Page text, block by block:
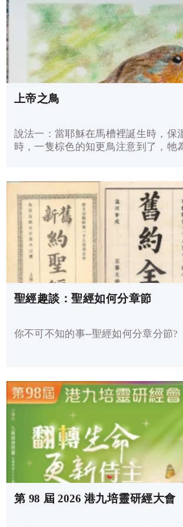
上帝之鳥
說法一：當耶穌在馬槽裡誕生時，保
時，一隻棕色的知更鳥注意到了，牠
傳到的下一代🗣️🗣️🗣️ 說法二：當耶穌被釘在十字架上時，知
更鳥從他的棘冠上拔走一根刺，並試
他的痛苦；知更鳥不斷徘徊在耶穌身
鳥的身上，從此牠的胸口就被染成了
聖經趣談：聖經如何分章節
你不可不知的事--聖經如何分章分節?
第 98 屆 2026 港九培靈研經大會